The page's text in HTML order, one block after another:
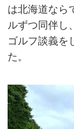
は北海道なら
ルずつ同伴し
ゴルフ談義を
た。